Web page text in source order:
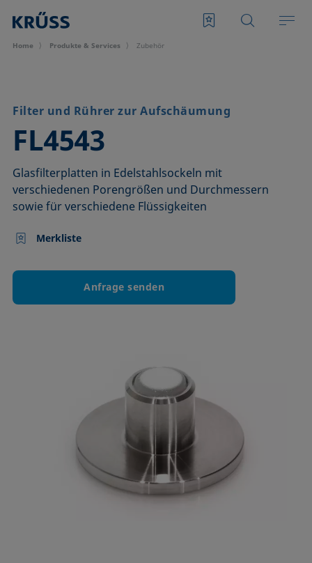
Home Produkte & Services Zubehör
Filter und Rührer zur Aufschäumung
FL4543
–
Glasfilterplatten in Edelstahlsockeln mit
verschiedenen Porengrößen und Durchmessern
sowie für verschiedene Flüssigkeiten
Merkliste
Anfrage senden